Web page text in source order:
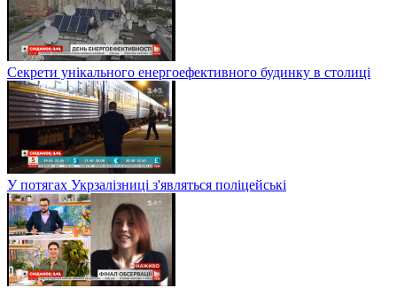
Секрети унікального енергоефективного будинку в столиці
У потягах Укрзалізниці з'являться поліцейські